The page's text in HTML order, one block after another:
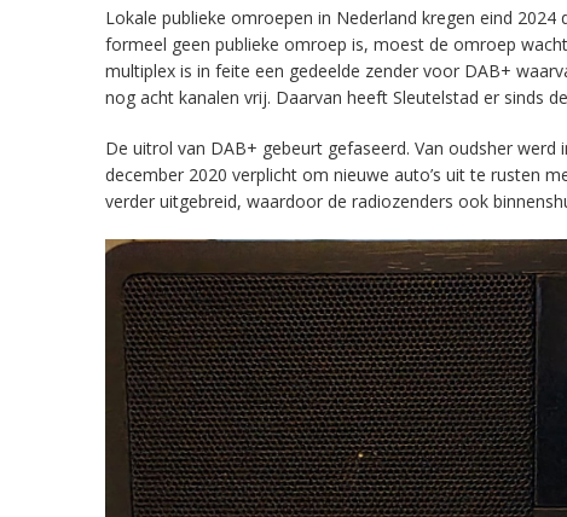
Lokale publieke omroepen in Nederland kregen eind
formeel geen publieke omroep is, moest de omroep
multiplex is in feite een gedeelde zender voor DAB+
nog acht kanalen vrij. Daarvan heeft Sleutelstad er sinds
De uitrol van DAB+ gebeurt gefaseerd. Van oudsher
december 2020 verplicht om nieuwe auto’s uit te rusten
verder uitgebreid, waardoor de radiozenders ook